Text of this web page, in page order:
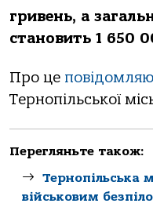
гривень, а
становить 1 650
Про це
Тернопільської
Перегляньте також:
Тернопільська
військовим